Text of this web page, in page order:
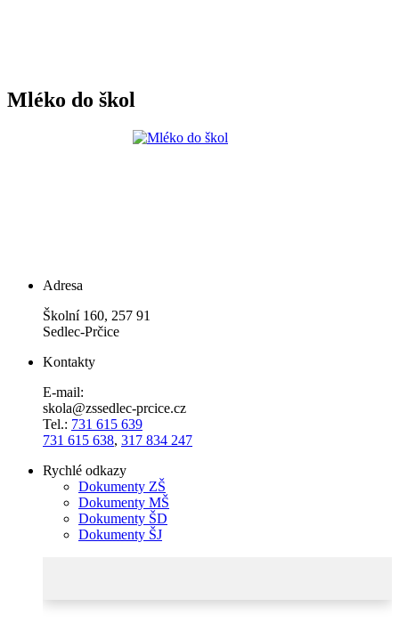
Mléko do škol
Adresa
Školní 160, 257 91
Sedlec-Prčice
Kontakty
E-mail:
skola@zssedlec-prcice.cz
Tel.: 731 615 639
731 615 638, 317 834 247
Rychlé odkazy
Dokumenty ZŠ
Dokumenty MŠ
Dokumenty ŠD
Dokumenty ŠJ